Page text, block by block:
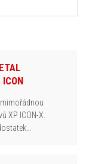
XP ICON-X.